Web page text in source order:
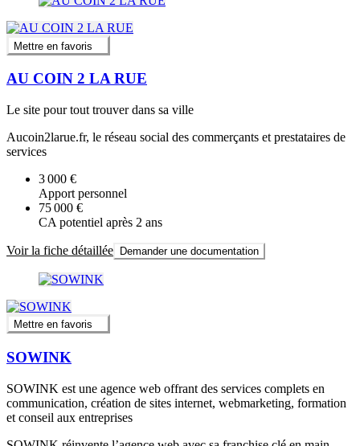
Mettre en favoris
AU COIN 2 LA RUE
Le site pour tout trouver dans sa ville
Aucoin2larue.fr, le réseau social des commerçants et prestataires de
services
3 000 €
Apport personnel
75 000 €
CA potentiel après 2 ans
Voir la fiche détaillée Demander une documentation
Mettre en favoris
SOWINK
SOWINK est une agence web offrant des services complets en
communication, création de sites internet, webmarketing, formation
et conseil aux entreprises